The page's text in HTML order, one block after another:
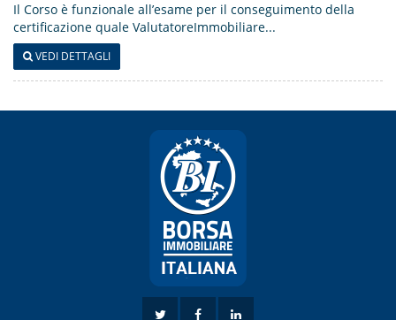
Il Corso è funzionale all’esame per il conseguimento della
certificazione quale ValutatoreImmobiliare...
VEDI DETTAGLI